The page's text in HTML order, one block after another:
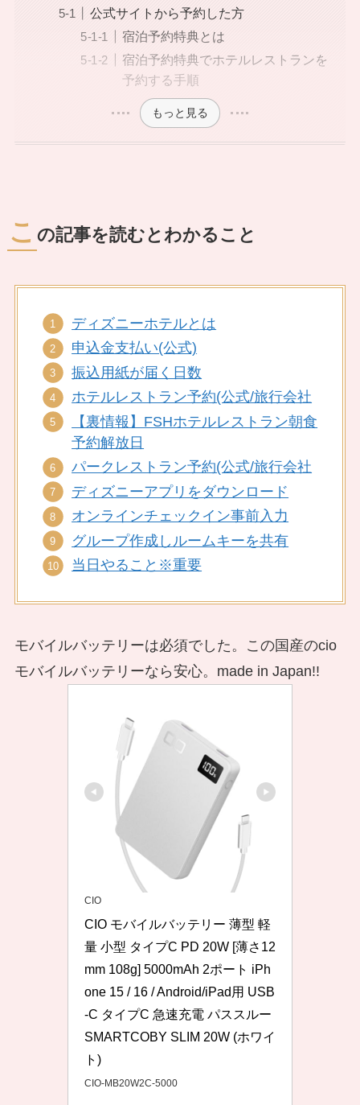
公式サイトから予約した方
宿泊予約特典とは
宿泊予約特典でホテルレストランを
予約する手順
もっと見る
こ の記事を読むとわかること
ディズニーホテルとは
申込金支払い(公式)
振込用紙が届く日数
ホテルレストラン予約(公式/旅行会社
【裏情報】FSHホテルレストラン朝食
予約解放日
パークレストラン予約(公式/旅行会社
ディズニーアプリをダウンロード
オンラインチェックイン事前入力
グループ作成しルームキーを共有
当日やること※重要
モバイルバッテリーは必須でした。この国産のcio
モバイルバッテリーなら安心。made in Japan!!
CIO
CIO モバイルバッテリー 薄型 軽
量 小型 タイプC PD 20W [薄さ12
mm 108g] 5000mAh 2ポート iPh
one 15 / 16 / Android/iPad用 USB
-C タイプC 急速充電 パススルー
SMARTCOBY SLIM 20W (ホワイ
ト)
CIO-MB20W2C-5000